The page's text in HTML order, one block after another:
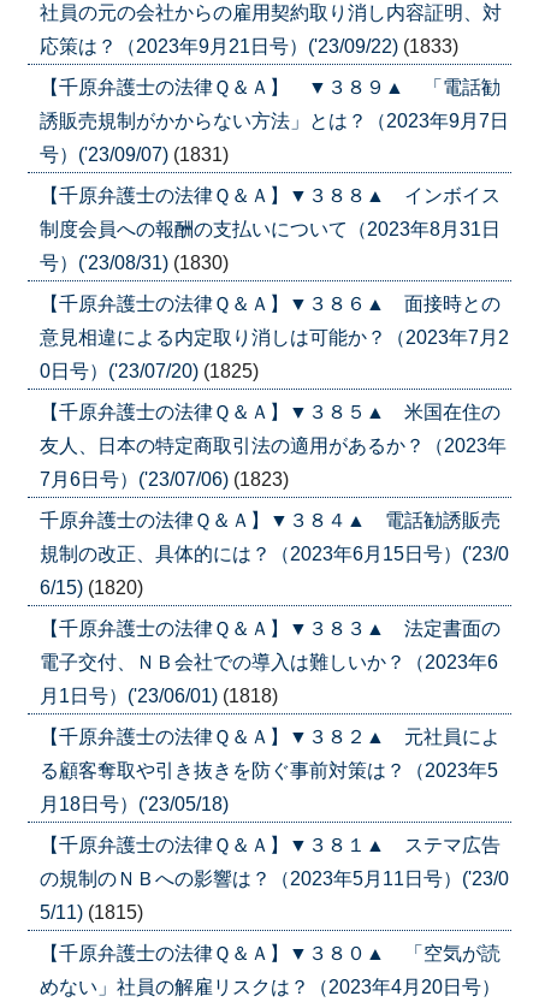
社員の元の会社からの雇用契約取り消し内容証明、対
応策は？（2023年9月21日号）('23/09/22) (1833)
【千原弁護士の法律Ｑ＆Ａ】 ▼３８９▲ 「電話勧
誘販売規制がかからない方法」とは？（2023年9月7日
号）('23/09/07) (1831)
【千原弁護士の法律Ｑ＆Ａ】▼３８８▲ インボイス
制度会員への報酬の支払いについて（2023年8月31日
号）('23/08/31) (1830)
【千原弁護士の法律Ｑ＆Ａ】▼３８６▲ 面接時との
意見相違による内定取り消しは可能か？（2023年7月2
0日号）('23/07/20) (1825)
【千原弁護士の法律Ｑ＆Ａ】▼３８５▲ 米国在住の
友人、日本の特定商取引法の適用があるか？（2023年
7月6日号）('23/07/06) (1823)
千原弁護士の法律Ｑ＆Ａ】▼３８４▲ 電話勧誘販売
規制の改正、具体的には？（2023年6月15日号）('23/0
6/15) (1820)
【千原弁護士の法律Ｑ＆Ａ】▼３８３▲ 法定書面の
電子交付、ＮＢ会社での導入は難しいか？（2023年6
月1日号）('23/06/01) (1818)
【千原弁護士の法律Ｑ＆Ａ】▼３８２▲ 元社員によ
る顧客奪取や引き抜きを防ぐ事前対策は？（2023年5
月18日号）('23/05/18)
【千原弁護士の法律Ｑ＆Ａ】▼３８１▲ ステマ広告
の規制のＮＢへの影響は？（2023年5月11日号）('23/0
5/11) (1815)
【千原弁護士の法律Ｑ＆Ａ】▼３８０▲ 「空気が読
めない」社員の解雇リスクは？（2023年4月20日号）